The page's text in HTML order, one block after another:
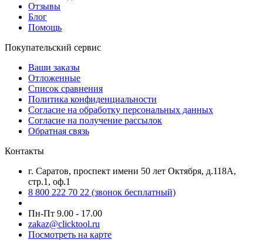
Отзывы
Блог
Помощь
Покупательский сервис
Ваши заказы
Отложенные
Список сравнения
Политика конфиденциальности
Согласие на обработку персональных данных
Согласие на получение рассылок
Обратная связь
Контакты
г. Саратов, проспект имени 50 лет Октября, д.118А,
стр.1, оф.1
8 800 222 70 22 (звонок бесплатный)
Пн-Пт 9.00 - 17.00
zakaz@clicktool.ru
Посмотреть на карте